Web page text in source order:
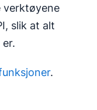
verktøyene
slik at alt
.